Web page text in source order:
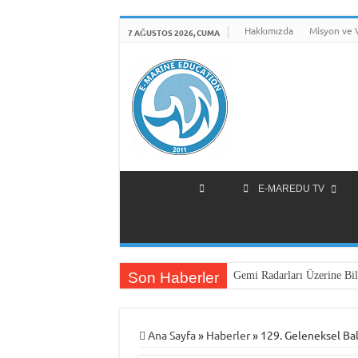
7 AĞUSTOS 2026, CUMA Hakkımızda Misyon ve
E-MAREDU TV
Son Haberler Gemi Radarları Üzerine
Ana Sayfa» Haberler» 129. Geleneksel